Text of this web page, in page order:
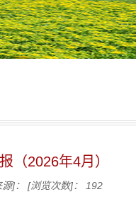
（2026年4月）
]： [浏览次数]： 192